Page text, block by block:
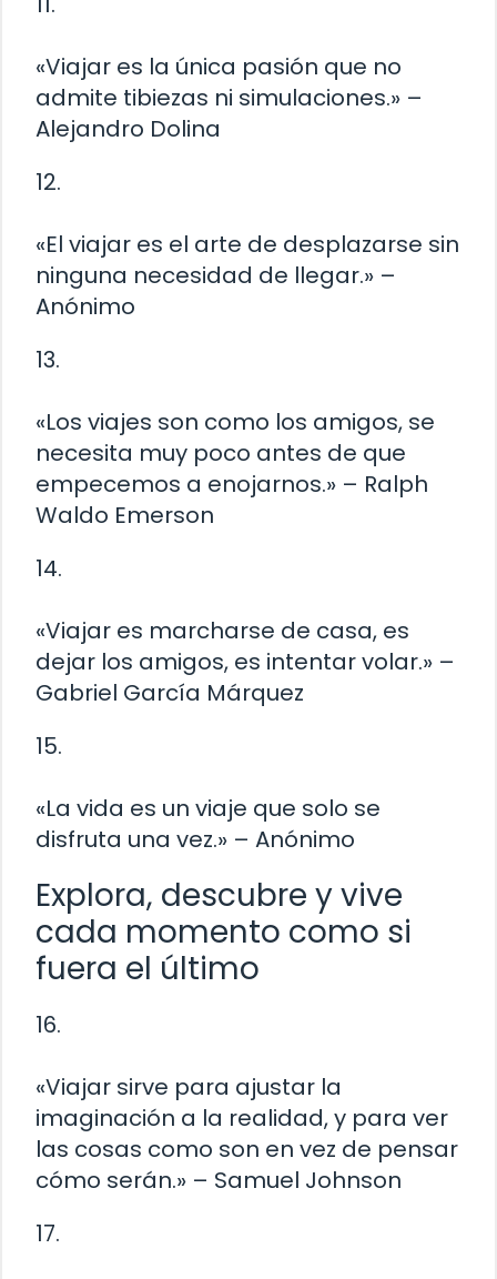
«Viajar es la única pasión que no
admite tibiezas ni simulaciones.» –
Alejandro Dolina
12.
«El viajar es el arte de desplazarse sin
ninguna necesidad de llegar.» –
Anónimo
13.
«Los viajes son como los amigos, se
necesita muy poco antes de que
empecemos a enojarnos.» – Ralph
Waldo Emerson
14.
«Viajar es marcharse de casa, es
dejar los amigos, es intentar volar.» –
Gabriel García Márquez
15.
«La vida es un viaje que solo se
disfruta una vez.» – Anónimo
Explora, descubre y vive
cada momento como si
fuera el último
16.
«Viajar sirve para ajustar la
imaginación a la realidad, y para ver
las cosas como son en vez de pensar
cómo serán.» – Samuel Johnson
17.